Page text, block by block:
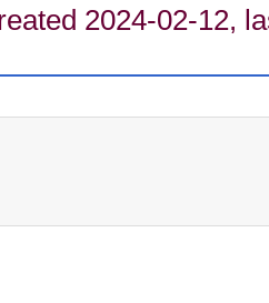
2024-02-12,